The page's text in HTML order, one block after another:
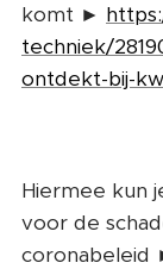
komt ►
techniek/
ontdekt-bij-
Hiermee kun
voor de
coronabeleid